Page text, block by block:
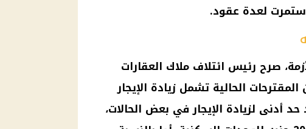
لعدة عقود.
صرح رئيس ائتلاف ملاك العقارات
الحالية تشمل زيادة الإيجار
أدنى لزيادة الإيجار في بعض الحالات،